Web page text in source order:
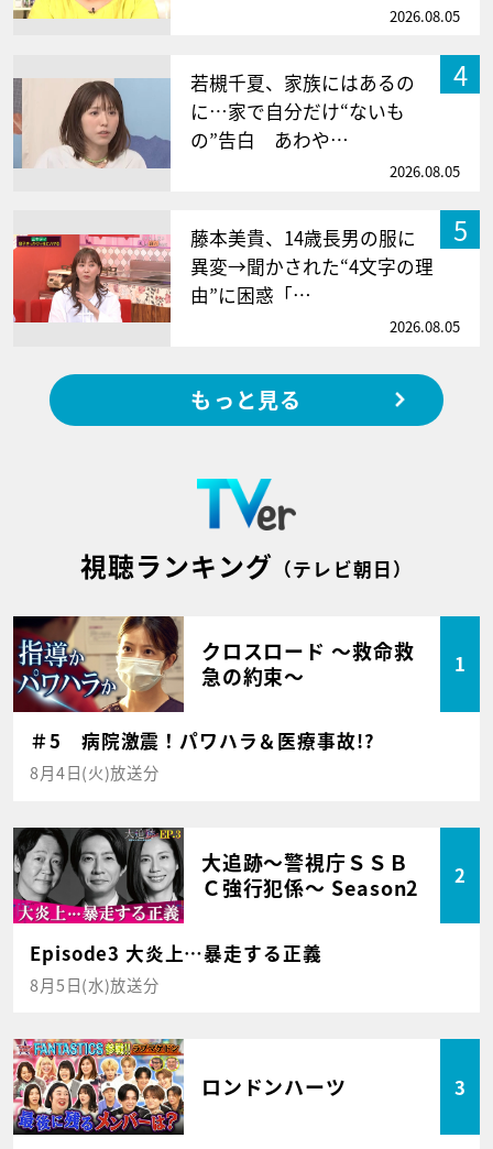
2026.08.05
4
若槻千夏、家族にはあるの
に…家で自分だけ“ないも
の”告白 あわや…
2026.08.05
5
藤本美貴、14歳長男の服に
異変→聞かされた“4文字の理
由”に困惑「…
2026.08.05
もっと見る
視聴ランキング （テレビ朝日）
クロスロード ～救命救
急の約束～
1
＃5 病院激震！パワハラ＆医療事故!?
8月4日(火)放送分
大追跡～警視庁ＳＳＢ
Ｃ強行犯係～ Season2
2
Episode3 大炎上…暴走する正義
8月5日(水)放送分
ロンドンハーツ 3